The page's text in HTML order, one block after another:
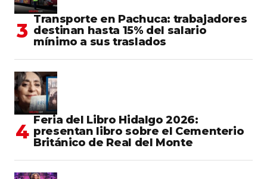
Transporte en Pachuca: trabajadores
destinan hasta 15% del salario
mínimo a sus traslados
Feria del Libro Hidalgo 2026:
presentan libro sobre el Cementerio
Británico de Real del Monte